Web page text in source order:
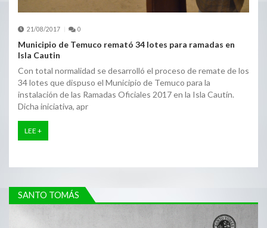
21/08/2017 0
Municipio de Temuco remató 34 lotes para ramadas en
Isla Cautin
Con total normalidad se desarrolló el proceso de remate de los
34 lotes que dispuso el Municipio de Temuco para la
instalación de las Ramadas Oficiales 2017 en la Isla Cautín.
Dicha iniciativa, apr
LEE +
SANTO TOMÁS